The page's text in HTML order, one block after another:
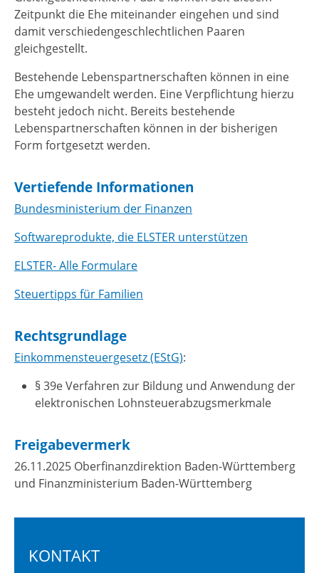
Zeitpunkt die Ehe miteinander eingehen und sind
damit verschiedengeschlechtlichen Paaren
gleichgestellt.
Bestehende Lebenspartnerschaften können in eine
Ehe umgewandelt werden. Eine Verpflichtung hierzu
besteht jedoch nicht. Bereits bestehende
Lebenspartnerschaften können in der bisherigen
Form fortgesetzt werden.
Vertiefende Informationen
Bundesministerium der Finanzen
Softwareprodukte, die ELSTER unterstützen
ELSTER- Alle Formulare
Steuertipps für Familien
Rechtsgrundlage
Einkommensteuergesetz (EStG):
§ 39e Verfahren zur Bildung und Anwendung der
elektronischen Lohnsteuerabzugsmerkmale
Freigabevermerk
26.11.2025 Oberfinanzdirektion Baden-Württemberg
und Finanzministerium Baden-Württemberg
KONTAKT